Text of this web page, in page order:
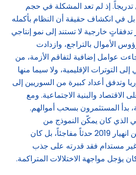
تدريجاً. إذ لم تعد المشكلة في حجم
في انكشاف حقيقة أن النظام بأكمله
خارجية لا تستند إلى نمو إنتاجي
الأموال بالتراجع، وازدادت
عوامل إضافية لتفاقم الأزمة، من
التوترات الإقليمية، ولا سيما منها
وتدفق أعداد كبيرة من السوريين إلى
الاقتصاد والبنية الاجتماعية. ومع
بدأ المستثمرون بسحب أموالهم.
الذي كان يمكّن النموذج من
الاستمرار. وهكذا، لم يكن انهيار 2019 حدثاً مفاجئاً، بل كان
مستدام فقد قدرته على جذب
يؤجل مواجهة الاختلالات المتراكمة.